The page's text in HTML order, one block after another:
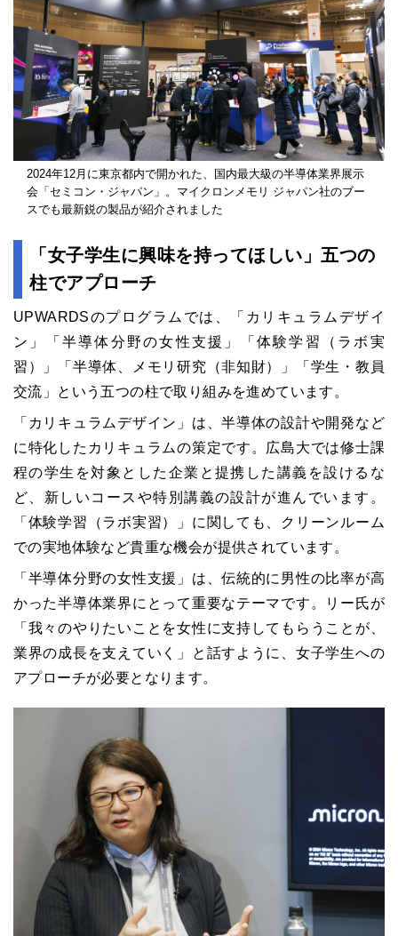
2024年12月に東京都内で開かれた、国内最大級の半導体業界展示
会「セミコン・ジャパン」。マイクロンメモリ ジャパン社のブー
スでも最新鋭の製品が紹介されました
「女子学生に興味を持ってほしい」五つの
柱でアプローチ
UPWARDSのプログラムでは、「カリキュラムデザイ
ン」「半導体分野の女性支援」「体験学習（ラボ実
習）」「半導体、メモリ研究（非知財）」「学生・教員
交流」という五つの柱で取り組みを進めています。
「カリキュラムデザイン」は、半導体の設計や開発など
に特化したカリキュラムの策定です。広島大では修士課
程の学生を対象とした企業と提携した講義を設けるな
ど、新しいコースや特別講義の設計が進んでいます。
「体験学習（ラボ実習）」に関しても、クリーンルーム
での実地体験など貴重な機会が提供されています。
「半導体分野の女性支援」は、伝統的に男性の比率が高
かった半導体業界にとって重要なテーマです。リー氏が
「我々のやりたいことを女性に支持してもらうことが、
業界の成長を支えていく」と話すように、女子学生への
アプローチが必要となります。